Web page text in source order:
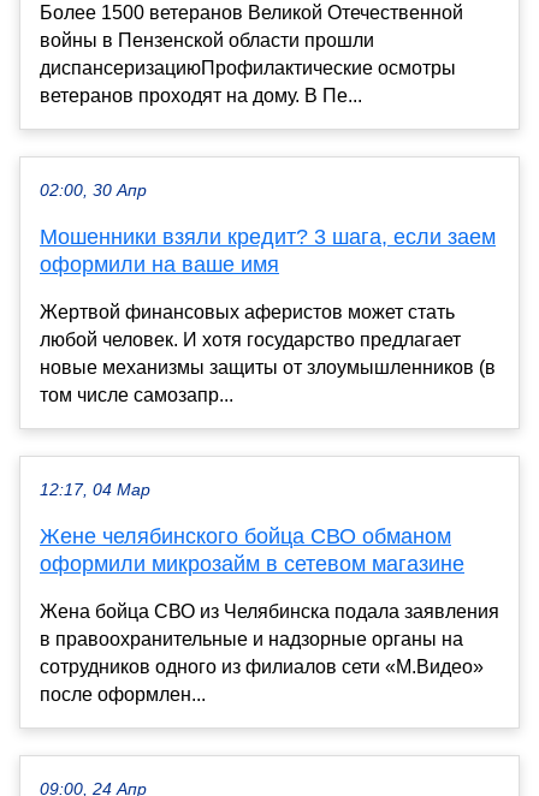
Более 1500 ветеранов Великой Отечественной
войны в Пензенской области прошли
диспансеризациюПрофилактические осмотры
ветеранов проходят на дому. В Пе...
02:00, 30 Апр
Мошенники взяли кредит? 3 шага, если заем
оформили на ваше имя
Жертвой финансовых аферистов может стать
любой человек. И хотя государство предлагает
новые механизмы защиты от злоумышленников (в
том числе самозапр...
12:17, 04 Мар
Жене челябинского бойца СВО обманом
оформили микрозайм в сетевом магазине
Жена бойца СВО из Челябинска подала заявления
в правоохранительные и надзорные органы на
сотрудников одного из филиалов сети «М.Видео»
после оформлен...
09:00, 24 Апр